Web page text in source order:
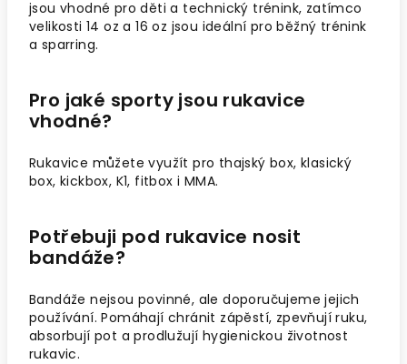
jsou vhodné pro děti a technický trénink, zatímco
velikosti 14 oz a 16 oz jsou ideální pro běžný trénink
a sparring.
Pro jaké sporty jsou rukavice
vhodné?
Rukavice můžete využít pro thajský box, klasický
box, kickbox, K1, fitbox i MMA.
Potřebuji pod rukavice nosit
bandáže?
Bandáže nejsou povinné, ale doporučujeme jejich
používání. Pomáhají chránit zápěstí, zpevňují ruku,
absorbují pot a prodlužují hygienickou životnost
rukavic.